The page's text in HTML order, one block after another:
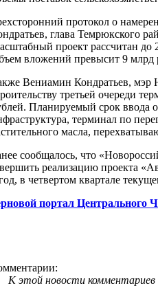
протокол о
глава Темрюкского
проект рассчитан до
вложений превысит 9 млрд
Вениамин Кондратьев, мэр
третьей очереди
Планируемый срок ввода
терминал по
масла,
сообщалось, что
реализацию проекта
в четвертом квартале
портал Центрального
К этой новости комментариев